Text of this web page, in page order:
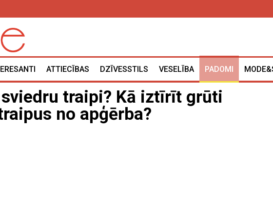
ATTIECĪBAS DZĪVESSTILS VESELĪBA PADOMI
traipi? Kā iztīrīt grūti
no apģērba?